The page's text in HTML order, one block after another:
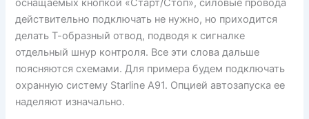
оснащаемых кнопкой «Старт/Стоп», силовые провода
действительно подключать не нужно, но приходится
делать Т-образный отвод, подводя к сигналке
отдельный шнур контроля. Все эти слова дальше
поясняются схемами. Для примера будем подключать
охранную систему Starline A91. Опцией автозапуска ее
наделяют изначально.